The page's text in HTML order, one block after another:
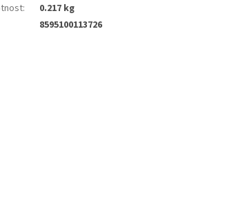
:
0.217 kg
8595100113726